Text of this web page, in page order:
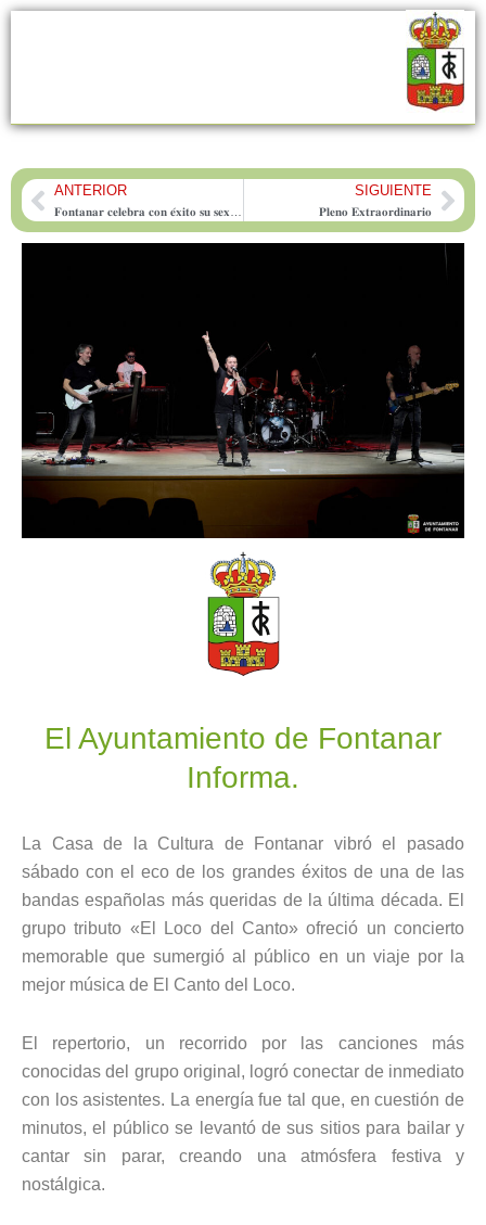
PrevANTERIOR SIGUIENTE
𝐏𝐥𝐞𝐧𝐨 𝐄𝐱𝐭𝐫𝐚𝐨𝐫𝐝𝐢𝐧𝐚𝐫𝐢𝐨
El Ayuntamiento de Fontanar
Informa.
La Casa de la Cultura de Fontanar vibró el pasado
sábado con el eco de los grandes éxitos de una de las
bandas españolas más queridas de la última década. El
grupo tributo «El Loco del Canto» ofreció un concierto
memorable que sumergió al público en un viaje por la
mejor música de El Canto del Loco.
El repertorio, un recorrido por las canciones más
conocidas del grupo original, logró conectar de inmediato
con los asistentes. La energía fue tal que, en cuestión de
minutos, el público se levantó de sus sitios para bailar y
cantar sin parar, creando una atmósfera festiva y
nostálgica.